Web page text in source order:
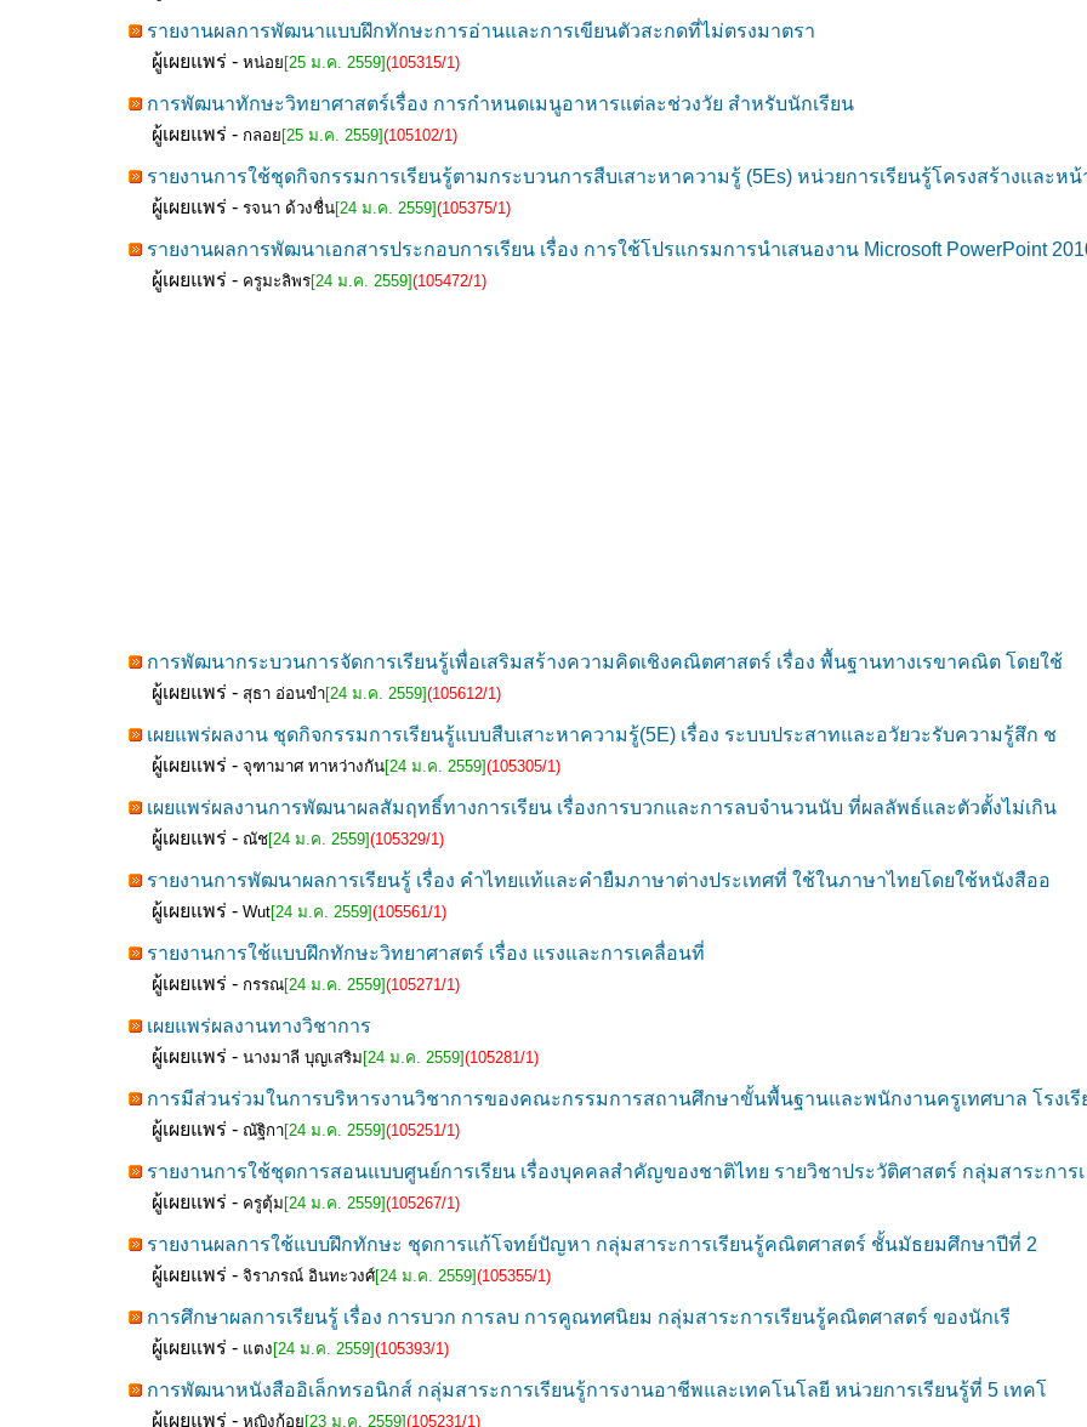
รายงานผลการพัฒนาแบบฝึกทักษะการอ่านและการเขียนตัวสะกดที่ไม่ตรงมาตรา
ผู้เผยแพร่ - หน่อย [25 ม.ค. 2559](105315/1)
การพัฒนาทักษะวิทยาศาสตร์เรื่อง การกำหนดเมนูอาหารแต่ละช่วงวัย สำหรับนักเรียน
ผู้เผยแพร่ - กลอย [25 ม.ค. 2559](105102/1)
รายงานการใช้ชุดกิจกรรมการเรียนรู้ตามกระบวนการสืบเสาะหาความรู้ (5Es) หน่วยการเรียนรู้โครงสร้างและหน้
ผู้เผยแพร่ - รจนา ด้วงชื่น[24 ม.ค. 2559](105375/1)
รายงานผลการพัฒนาเอกสารประกอบการเรียน เรื่อง การใช้โปรแกรมการนำเสนองาน Microsoft PowerPoint
ผู้เผยแพร่ - ครูมะลิพร[24 ม.ค. 2559](105472/1)
การพัฒนากระบวนการจัดการเรียนรู้เพื่อเสริมสร้างความคิดเชิงคณิตศาสตร์ เรื่อง พื้นฐานทางเรขาคณิต โดยใช้
ผู้เผยแพร่ - สุธา อ่อนขำ[24 ม.ค. 2559](105612/1)
เผยแพร่ผลงาน ชุดกิจกรรมการเรียนรู้แบบสืบเสาะหาความรู้(5E) เรื่อง ระบบประสาทและอวัยวะรับความรู้สึก ช
ผู้เผยแพร่ - จุฑามาศ ทาหว่างกัน[24 ม.ค. 2559](105305/1)
เผยแพร่ผลงานการพัฒนาผลสัมฤทธิ์ทางการเรียน เรื่องการบวกและการลบจำนวนนับ ที่ผลลัพธ์และตัวตั้งไม่เกิน
ผู้เผยแพร่ - ณัช[24 ม.ค. 2559](105329/1)
รายงานการพัฒนาผลการเรียนรู้ เรื่อง คำไทยแท้และคำยืมภาษาต่างประเทศที่ ใช้ในภาษาไทยโดยใช้หนังสืออ
ผู้เผยแพร่ - Wut[24 ม.ค. 2559](105561/1)
รายงานการใช้แบบฝึกทักษะวิทยาศาสตร์ เรื่อง แรงและการเคลื่อนที่
ผู้เผยแพร่ - กรรณ[24 ม.ค. 2559](105271/1)
เผยแพร่ผลงานทางวิชาการ
ผู้เผยแพร่ - นางมาลี บุญเสริม [24 ม.ค. 2559](105281/1)
การมีส่วนร่วมในการบริหารงานวิชาการของคณะกรรมการสถานศึกษาขั้นพื้นฐานและพนักงานครูเทศบาล โรงเรี
ผู้เผยแพร่ - ณัฐิกา[24 ม.ค. 2559](105251/1)
รายงานการใช้ชุดการสอนแบบศูนย์การเรียน เรื่องบุคคลสำคัญของชาติไทย รายวิชาประวัติศาสตร์ กลุ่มสาระการเ
ผู้เผยแพร่ - ครูตุ้ม [24 ม.ค. 2559](105267/1)
รายงานผลการใช้แบบฝึกทักษะ ชุดการแก้โจทย์ปัญหา กลุ่มสาระการเรียนรู้คณิตศาสตร์ ชั้นมัธยมศึกษาปีที่ 2
ผู้เผยแพร่ - จิราภรณ์ อินทะวงศ์[24 ม.ค. 2559](105355/1)
การศึกษาผลการเรียนรู้ เรื่อง การบวก การลบ การคูณทศนิยม กลุ่มสาระการเรียนรู้คณิตศาสตร์ ของนักเรี
ผู้เผยแพร่ - แตง [24 ม.ค. 2559](105393/1)
การพัฒนาหนังสืออิเล็กทรอนิกส์ กลุ่มสาระการเรียนรู้การงานอาชีพและเทคโนโลยี หน่วยการเรียนรู้ที่ 5 เทคโ
ผู้เผยแพร่ - หญิงก้อย [23 ม.ค. 2559](105231/1)